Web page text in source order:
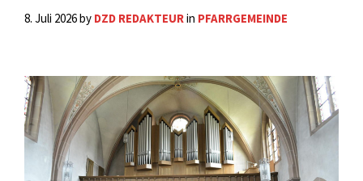
8. Juli 2026by DZD REDAKTEURin PFARRGEMEINDE